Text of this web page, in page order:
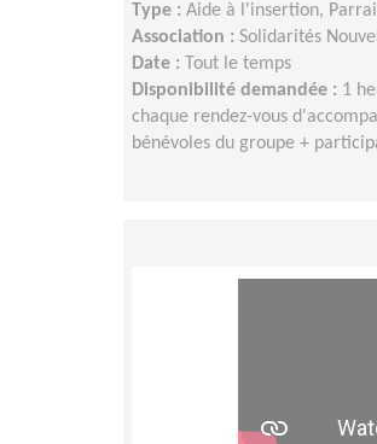
Type : Aide à l'insertion,
Association : Solidarités
Date :
Tout le temps
Disponibilité demandée : 1
chaque rendez-vous
bénévoles du groupe +